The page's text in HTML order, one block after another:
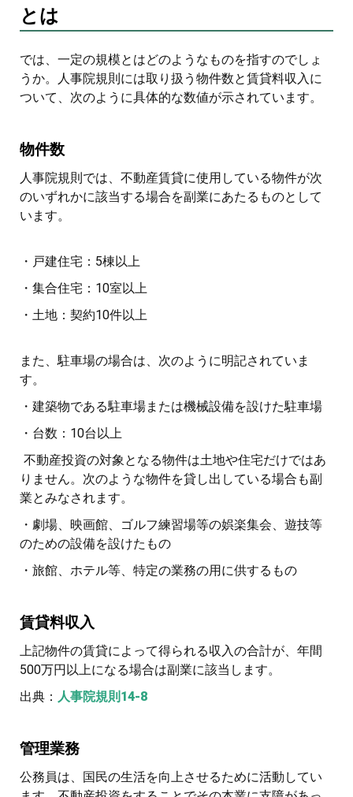
とは
では、一定の規模とはどのようなものを指すのでしょ
うか。人事院規則には取り扱う物件数と賃貸料収入に
ついて、次のように具体的な数値が示されています。
物件数
人事院規則では、不動産賃貸に使用している物件が次
のいずれかに該当する場合を副業にあたるものとして
います。
・戸建住宅：5棟以上
・集合住宅：10室以上
・土地：契約10件以上
また、駐車場の場合は、次のように明記されていま
す。
・建築物である駐車場または機械設備を設けた駐車場
・台数：10台以上
不動産投資の対象となる物件は土地や住宅だけではあ
りません。次のような物件を貸し出している場合も副
業とみなされます。
・劇場、映画館、ゴルフ練習場等の娯楽集会、遊技等
のための設備を設けたもの
・旅館、ホテル等、特定の業務の用に供するもの
賃貸料収入
上記物件の賃貸によって得られる収入の合計が、年間
500万円以上になる場合は副業に該当します。
出典： 人事院規則14-8
管理業務
公務員は、国民の生活を向上させるために活動してい